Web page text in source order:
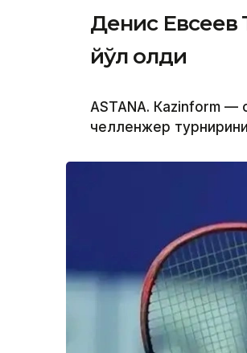
Денис Евсеев
йўл олди
ASTANА. Кazinform —
челленжер